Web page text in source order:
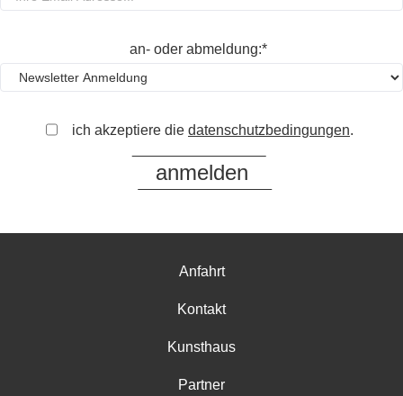
an- oder abmeldung:*
ich akzeptiere die datenschutzbedingungen.
Anfahrt
Kontakt
Kunsthaus
Partner